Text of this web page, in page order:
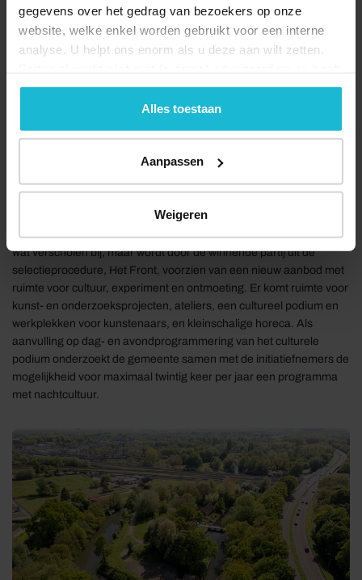
gegevens over het gedrag van bezoekers op onze
website, welke enkel worden gebruikt voor een interne
analyse. U helpt ons enorm als u deze aan wilt zetten.
geen commerciële doelstelling. U kunt deze cookies via
de knoppen accepteren, beheren of weigeren.
Alles toestaan
Aanpassen
Weigeren
Lunet II, culturele broedplaats met erfgoedbeleving
Lunet II krijgt een ander gezicht. Het fort ligt er vandaag de dag nog
wat verscholen bij, maar wordt door de winnende partij uit de
selectieprocedure, Het Front, voorzien van een nieuw aanbod met
ruimte voor cultuur, experiment en ontmoeting. Er komt ruimte voor
kunst- en onderzoeksprojecten, ateliers, een cultureel podium en
werkplekken voor kunstenaars, en kleinschalige horeca. Als
aanvulling op dag- en avondprogrammering van het culturele
podium onderzoekt de gemeente samen met de initiatiefnemers de
mogelijkheid voor maximaal twintig keer per jaar een programma
met nachtcultuur.